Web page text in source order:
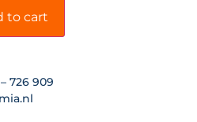
to cart
726 909